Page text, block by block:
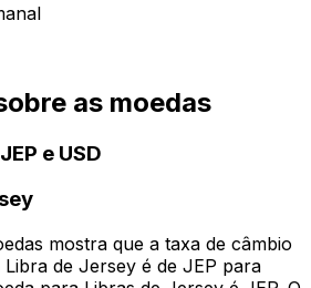
as moedas
e USD
mostra que a taxa de câmbio
de Jersey é de JEP para